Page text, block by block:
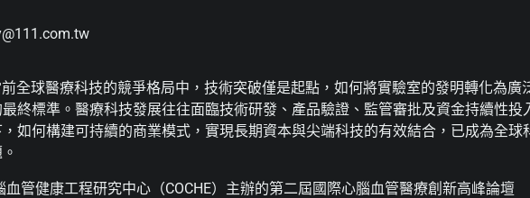
全球醫療科技的競爭格局中，技術突破僅是起點，如何將實驗室的發明轉化為廣
終標準。醫療科技發展往往面臨技術研發、產品驗證、監管審批及資金持續性投
如何構建可持續的商業模式，實現長期資本與尖端科技的有效結合，已成為全球
管健康工程研究中心（COCHE）主辦的第二屆國際心腦血管醫療創新高峰論壇